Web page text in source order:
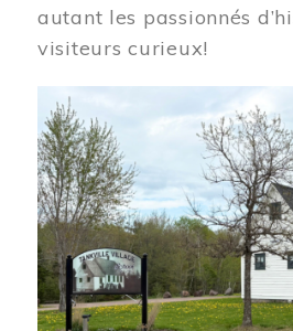
autant les passionnés
visiteurs curieux!
Image